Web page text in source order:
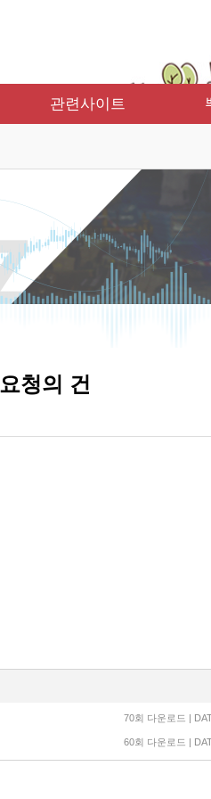
관련사이트
청의 건
70회 다운로드 |
60회 다운로드 |